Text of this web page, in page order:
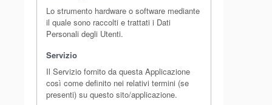
Lo strumento hardware o software mediante
il quale sono raccolti e trattati i Dati
Personali degli Utenti.
Servizio
Il Servizio fornito da questa Applicazione
così come definito nei relativi termini (se
presenti) su questo sito/applicazione.